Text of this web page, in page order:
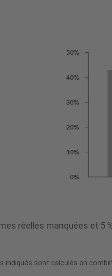
réelles manquées et
indiqués sont calculés en